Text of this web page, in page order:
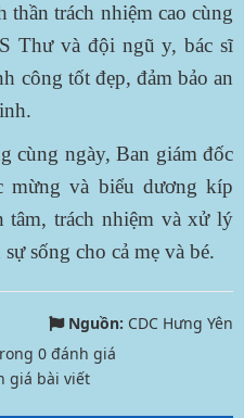
trách nhiệm cao cùng
Thư và đội ngũ y, bác sĩ
công tốt đẹp, đảm bảo an
ngày, Ban giám đốc
mừng và biểu dương kíp
tâm, trách nhiệm và xử lý
sống cho cả mẹ và bé.
Nguồn: CDC Hưng Yên
0 đánh giá
giá bài viết